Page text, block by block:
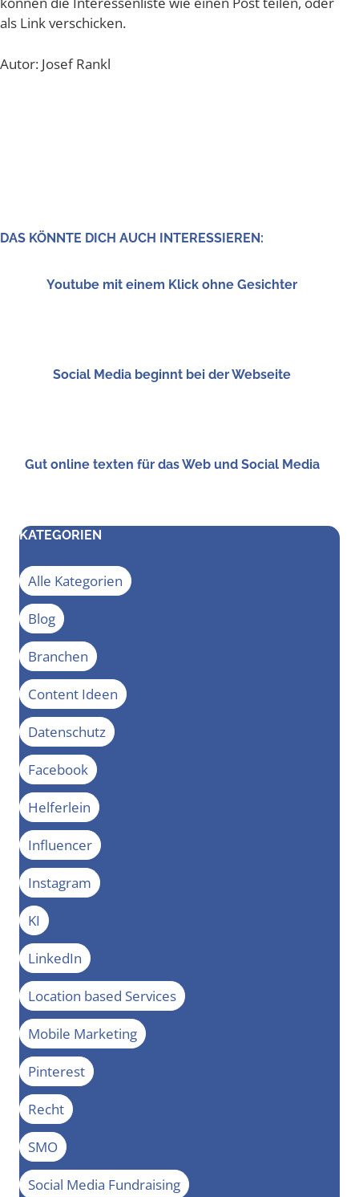
als Link verschicken.
Autor: Josef Rankl
DAS KÖNN­TE DICH AUCH INTERESSIEREN:
You­tube mit einem Klick ohne Gesichter
Social Media beginnt bei der Webseite
Gut online tex­ten für das Web und Social Media
KATEGORIEN
Alle Kategorien
Blog
Branchen
Content Ideen
Datenschutz
Facebook
Helferlein
Influencer
Instagram
KI
LinkedIn
Location based Services
Mobile Marketing
Pinterest
Recht
SMO
Social Media Fundraising